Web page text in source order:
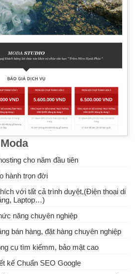
cho năm đầu tiên
hành trọn đời
với tất cả trình duyệt,(Điện thoại di
Laptop…)
năng chuyên nghiệp
bán hàng, đặt hàng chuyên nghiệp
cụ tìm kiếmm, bảo mật cao
kế Chuẩn SEO Google